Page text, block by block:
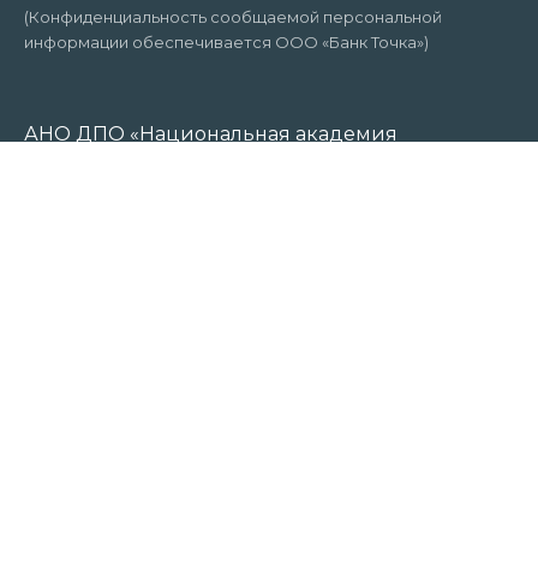
(Конфиденциальность сообщаемой персональной
информации обеспечивается ООО «Банк Точка»)
АНО ДПО «Национальная академия